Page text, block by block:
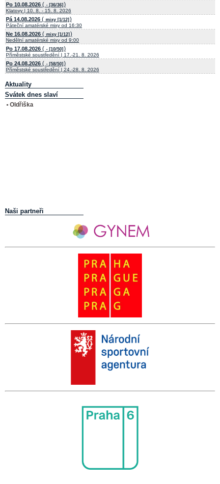
Po 10.08.2026 ( - [36/36] )
Klatovy | 10. 8. - 15. 8. 2026
Pá 14.08.2026 ( mixy [1/12] )
Páteční amatérské mixy od 16:30
Ne 16.08.2026 ( mixy [1/12] )
Nedělní amatérské mixy od 9:00
Po 17.08.2026 ( - [10/50] )
Příměstské soustředění | 17.-21. 8. 2026
Po 24.08.2026 ( - [58/50] )
Příměstské soustředění | 24.-28. 8. 2026
Aktuality
Svátek dnes slaví
• Oldřiška
Naši partneři